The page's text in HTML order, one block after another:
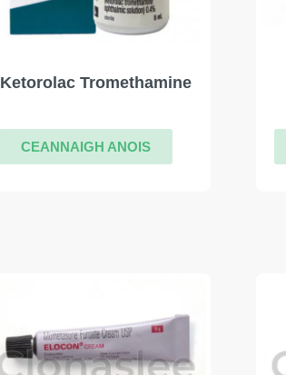
Ketorolac Tromethamine
CEANNAIGH ANOIS